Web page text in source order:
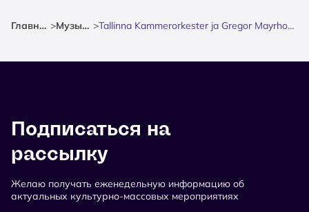
Главная > Музыка > Tallinna Kammerorkester ja Gregor Mayrhofer
Подписаться на
рассылку
Желаю получать еженедельную информацию об
актуальных культурно-массовых мероприятиях